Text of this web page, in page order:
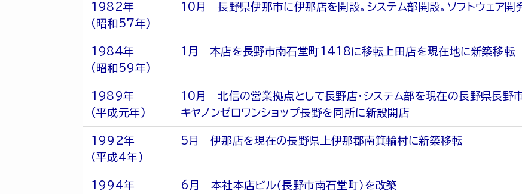
1982年
(昭和57年)
10月 長野県伊那市に伊那店を開設。システム部開設。ソフトウェア開
1984年
(昭和59年)
1月 本店を長野市南石堂町1418に移転上田店を現在地に新築移転
1989年
(平成元年)
10月 北信の営業拠点として長野店・システム部を現在の長野県長
キヤノンゼロワンショップ長野を同所に新設開店
1992年
(平成4年)
5月 伊那店を現在の長野県上伊那郡南箕輪村に新築移転
1994年
6月 本社本店ビル（長野市南石堂町）を改築